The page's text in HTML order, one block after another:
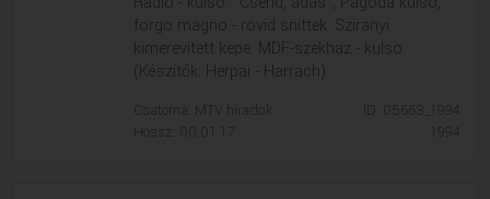
forgo magno - rovid snittek. Sziranyi
kimerevitett kepe. MDF-szekhaz - kulso.
(Készítők: Herpai - Harrach)
Csatorna: MTV híradók
Hossz: 00:01:17
ID: 05663_1994
1994